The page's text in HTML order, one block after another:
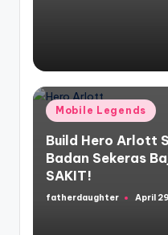
Posted
in
Mobile Legends
Build Hero Arlott
Badan Sekeras
SAKIT!
Posted
fatherdaughter April